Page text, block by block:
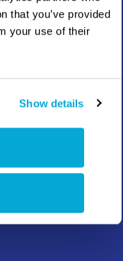
that you’ve provided
your use of their
Show details